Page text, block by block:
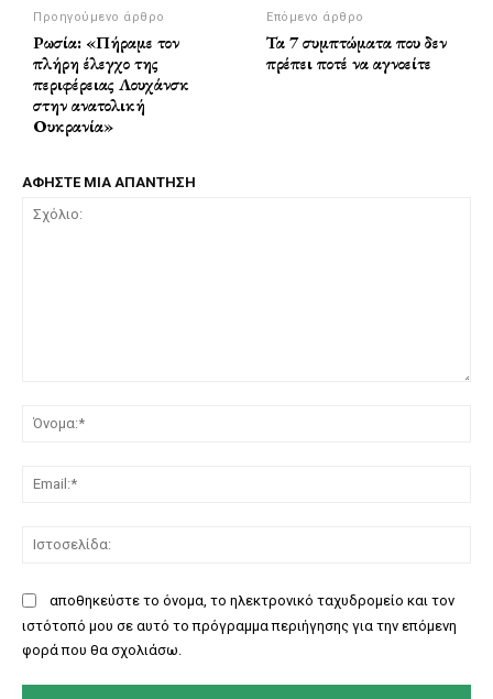
Προηγούμενο άρθρο
Ρωσία: «Πήραμε τον
πλήρη έλεγχο της
περιφέρειας Λουχάνσκ
στην ανατολική
Ουκρανία»
Επόμενο άρθρο
Τα 7 συμπτώματα που δεν
πρέπει ποτέ να αγνοείτε
ΑΦΗΣΤΕ ΜΙΑ ΑΠΑΝΤΗΣΗ
αποθηκεύστε το όνομα, το ηλεκτρονικό ταχυδρομείο και τον
ιστότοπό μου σε αυτό το πρόγραμμα περιήγησης για την επόμενη
φορά που θα σχολιάσω.